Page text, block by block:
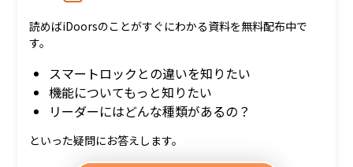
読めばiDoorsのことがすぐにわかる資料を無料配布中で
す。
スマートロックとの違いを知りたい
機能についてもっと知りたい
リーダーにはどんな種類があるの？
といった疑問にお答えします。